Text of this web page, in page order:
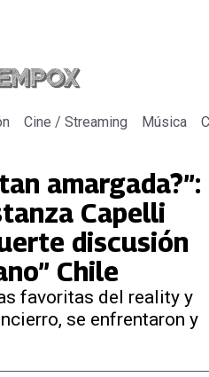
Cine / Streaming Música
amargada?”:
Capelli
discusión
Chile
favoritas del reality y
se enfrentaron y